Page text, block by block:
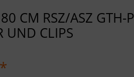
CM RSZ/ASZ GTH-P
UND CLIPS